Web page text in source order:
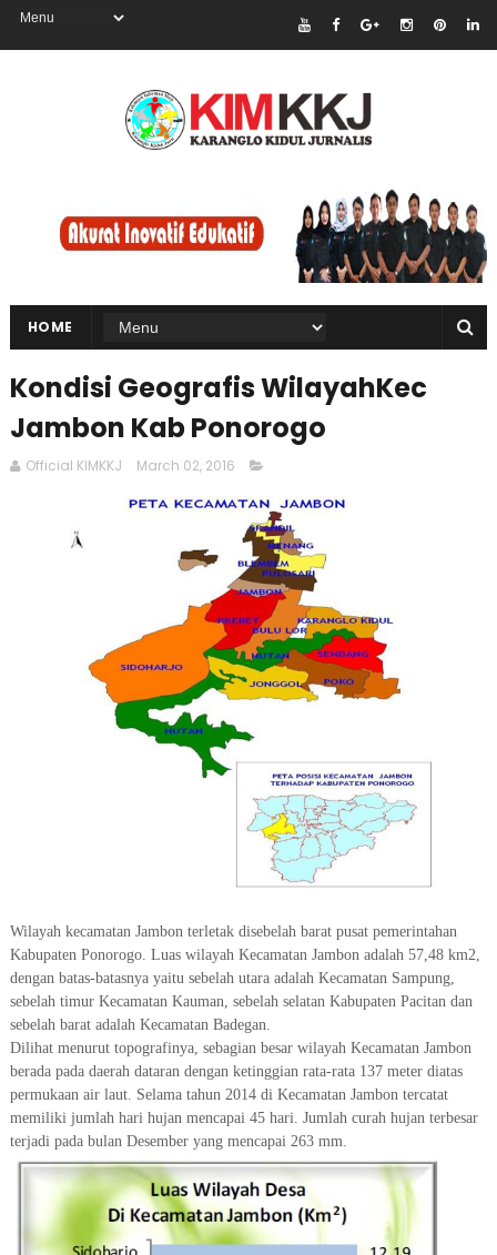
HOME
Kondisi Geografis WilayahKec
Jambon Kab Ponorogo
Official KIMKKJ March 02, 2016
Wilayah kecamatan Jambon terletak disebelah barat pusat pemerintahan
Kabupaten Ponorogo. Luas wilayah Kecamatan Jambon adalah 57,48 km2,
dengan batas-batasnya yaitu sebelah utara adalah Kecamatan Sampung,
sebelah timur Kecamatan Kauman, sebelah selatan Kabupaten Pacitan dan
sebelah barat adalah Kecamatan Badegan.
Dilihat menurut topografinya, sebagian besar wilayah Kecamatan Jambon
berada pada daerah dataran dengan ketinggian rata-rata 137 meter diatas
permukaan air laut. Selama tahun 2014 di Kecamatan Jambon tercatat
memiliki jumlah hari hujan mencapai 45 hari. Jumlah curah hujan terbesar
terjadi pada bulan Desember yang mencapai 263 mm.